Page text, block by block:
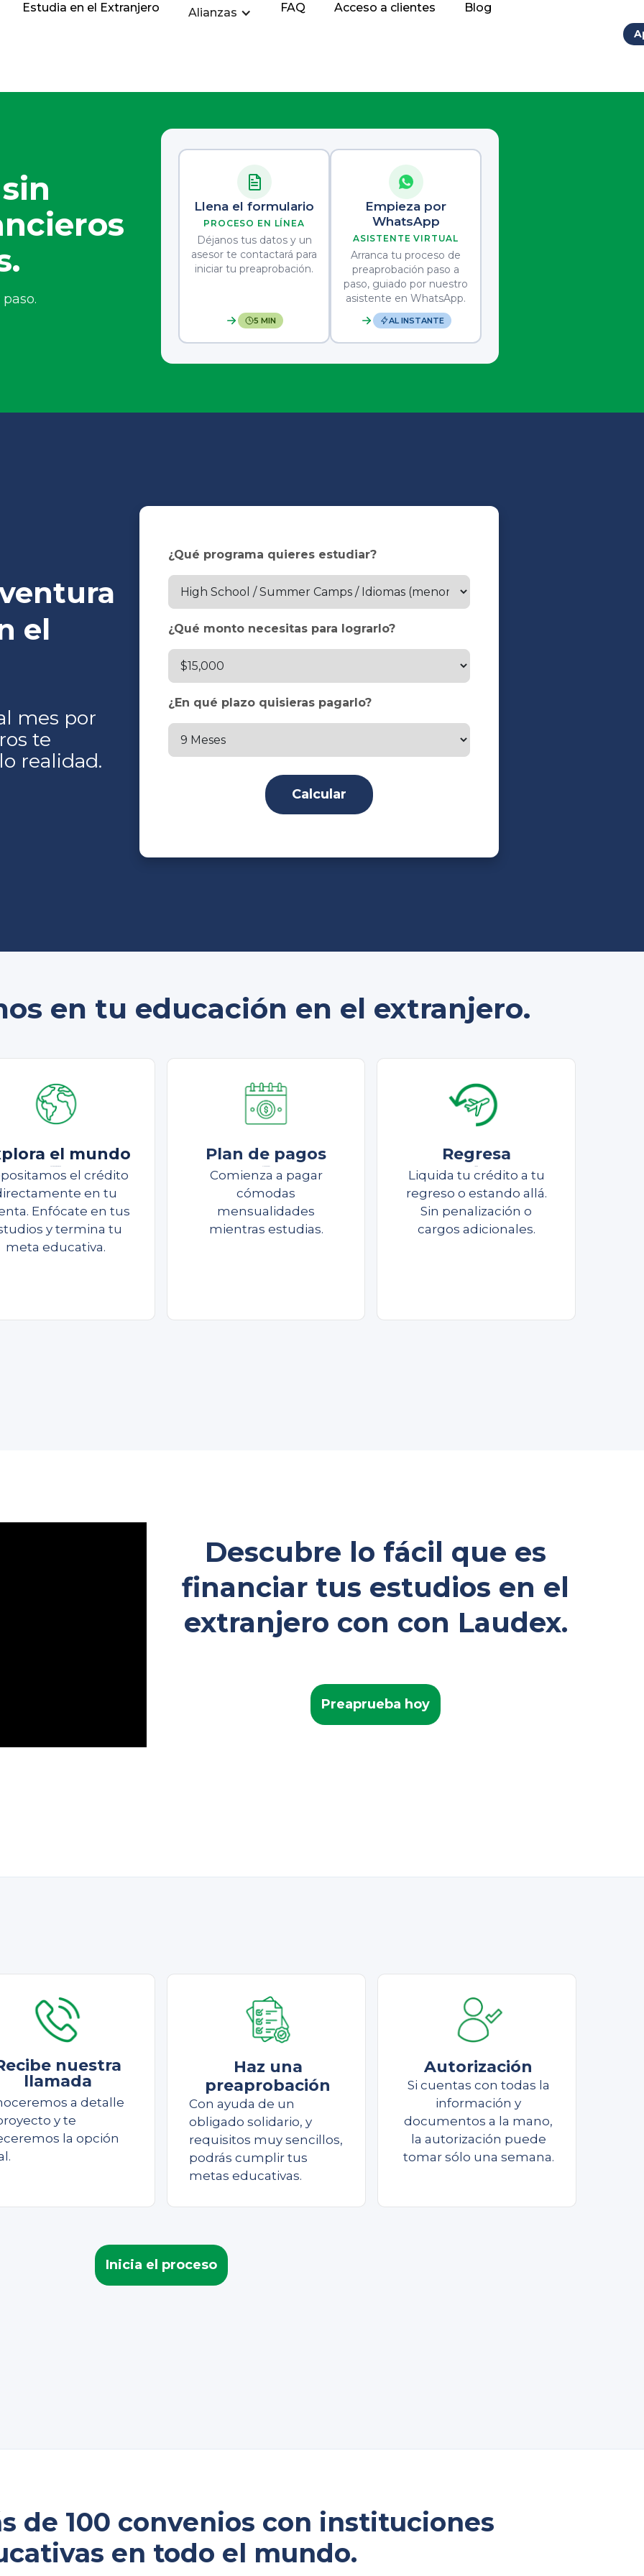
Estudia en el Extranjero Alianzas FAQ Acceso a clientes Blog
Llena el formulario
PROCESO EN LÍNEA
Déjanos tus datos y un
asesor te contactará para
iniciar tu preaprobación.
5 MIN
Empieza por
WhatsApp
ASISTENTE VIRTUAL
Arranca tu proceso de
preaprobación paso a
paso, guiado por nuestro
asistente en WhatsApp.
AL INSTANTE
el
mes por
te
realidad.
¿Qué programa quieres estudiar?
¿Qué monto necesitas para lograrlo?
¿En qué plazo quisieras pagarlo?
Calcular
en tu educación en el extranjero.
el mundo
el crédito
en tu
Enfócate en tus
y termina tu
meta educativa.
Plan de pagos
Comienza a pagar
cómodas
mensualidades
mientras estudias.
Regresa
Liquida tu crédito a tu
regreso o estando allá.
Sin penalización o
cargos adicionales.
Descubre lo fácil que es
financiar tus estudios en el
extranjero con con Laudex.
Preaprueba hoy
nuestra
llamada
a detalle
y te
la opción
Haz una
preaprobación
Con ayuda de un
obligado solidario, y
requisitos muy sencillos,
podrás cumplir tus
metas educativas.
Autorización
Si cuentas con todas la
información y
documentos a la mano,
la autorización puede
tomar sólo una semana.
Inicia el proceso
de 100 convenios con instituciones
en todo el mundo.